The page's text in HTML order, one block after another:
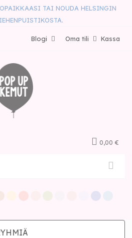
TAI NOUDA HELSINGIN
Kassa
Oma tili
Blogi
0,00 €